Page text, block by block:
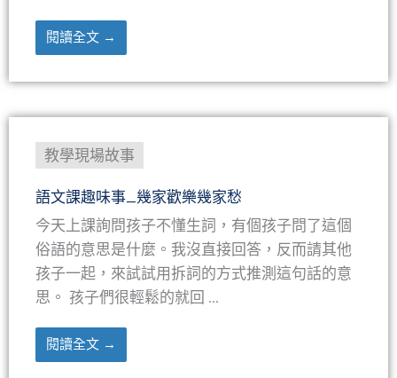
閱讀全文 →
教學現場故事
語文課趣味事_幾家歡樂幾家愁
今天上課詢問孩子不懂生詞，有個孩子問了這個
俗語的意思是什麼。我沒直接回答，反而請其他
孩子一起，來試試用拆詞的方式推測這句話的意
思。 孩子們很輕鬆的就回 ...
閱讀全文 →